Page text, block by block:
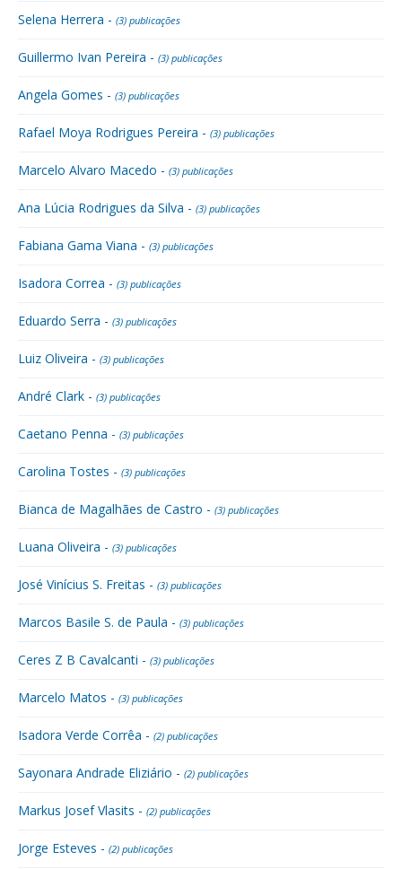
Selena Herrera - (3) publicações
Guillermo Ivan Pereira - (3) publicações
Angela Gomes - (3) publicações
Rafael Moya Rodrigues Pereira - (3) publicações
Marcelo Alvaro Macedo - (3) publicações
Ana Lúcia Rodrigues da Silva - (3) publicações
Fabiana Gama Viana - (3) publicações
Isadora Correa - (3) publicações
Eduardo Serra - (3) publicações
Luiz Oliveira - (3) publicações
André Clark - (3) publicações
Caetano Penna - (3) publicações
Carolina Tostes - (3) publicações
Bianca de Magalhães de Castro - (3) publicações
Luana Oliveira - (3) publicações
José Vinícius S. Freitas - (3) publicações
Marcos Basile S. de Paula - (3) publicações
Ceres Z B Cavalcanti - (3) publicações
Marcelo Matos - (3) publicações
Isadora Verde Corrêa - (2) publicações
Sayonara Andrade Eliziário - (2) publicações
Markus Josef Vlasits - (2) publicações
Jorge Esteves - (2) publicações